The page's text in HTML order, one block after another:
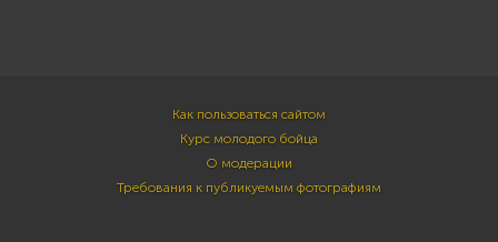
Как пользоваться сайтом
Курс молодого бойца
О модерации
Требования к публикуемым фотографиям